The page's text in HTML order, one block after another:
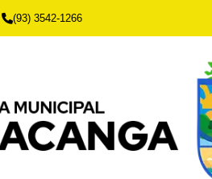
(93) 3542-1266